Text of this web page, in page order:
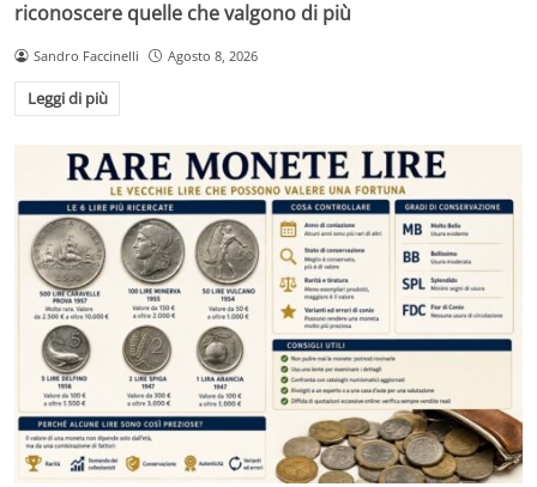
riconoscere quelle che valgono di più
Sandro Faccinelli Agosto 8, 2026
Leggi di più